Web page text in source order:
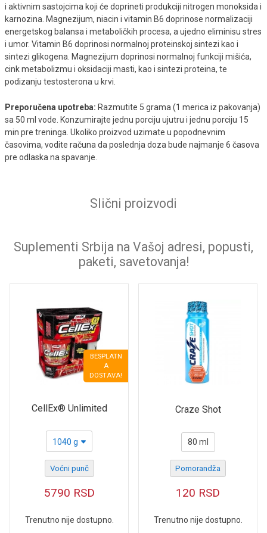
i aktivnim sastojcima koji će doprineti produkciji nitrogen monoksida i
karnozina. Magnezijum, niacin i vitamin B6 doprinose normalizaciji
energetskog balansa i metaboličkih procesa, a ujedno eliminisu stres
i umor. Vitamin B6 doprinosi normalnoj proteinskoj sintezi kao i
sintezi glikogena. Magnezijum doprinosi normalnoj funkciji mišića,
cink metabolizmu i oksidaciji masti, kao i sintezi proteina, te
podizanju testosterona u krvi.
Preporučena upotreba: Razmutite 5 grama (1 merica iz pakovanja)
sa 50 ml vode. Konzumirajte jednu porciju ujutru i jednu porciju 15
min pre treninga. Ukoliko proizvod uzimate u popodnevnim
časovima, vodite računa da poslednja doza bude najmanje 6 časova
pre odlaska na spavanje.
Slični proizvodi
Suplementi Srbija na Vašoj adresi, popusti,
paketi, savetovanja!
BESPLATN
A
DOSTAVA!
CellEx® Unlimited
1040 g
Voćni punč
5790 RSD
Trenutno nije dostupno.
Craze Shot
80 ml
Pomorandža
120 RSD
Trenutno nije dostupno.